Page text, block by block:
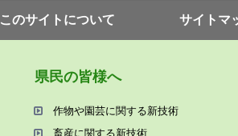
このサイトについて サイトマ
県⺠の皆様へ
作物や園芸に関する新技術
畜産に関する新技術